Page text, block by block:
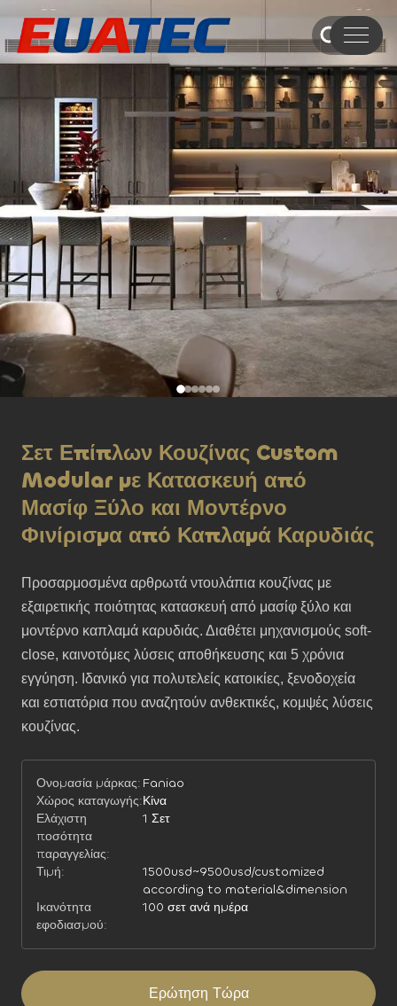
Σετ Επίπλων Κουζίνας Custom
Modular με Κατασκευή από
Μασίφ Ξύλο και Μοντέρνο
Φινίρισμα από Καπλαμά Καρυδιάς
Προσαρμοσμένα αρθρωτά ντουλάπια κουζίνας με
εξαιρετικής ποιότητας κατασκευή από μασίφ ξύλο και
μοντέρνο καπλαμά καρυδιάς. Διαθέτει μηχανισμούς soft-
close, καινοτόμες λύσεις αποθήκευσης και 5 χρόνια
εγγύηση. Ιδανικό για πολυτελείς κατοικίες, ξενοδοχεία
και εστιατόρια που αναζητούν ανθεκτικές, κομψές λύσεις
κουζίνας.
Ονομασία μάρκας: Faniao
Χώρος καταγωγής:Κίνα
Ελάχιστη
ποσότητα
παραγγελίας:
1 Σετ
Τιμή:
1500usd~9500usd/customized
according to material&dimension
Ικανότητα
εφοδιασμού:
100 σετ ανά ημέρα
Ερώτηση Τώρα